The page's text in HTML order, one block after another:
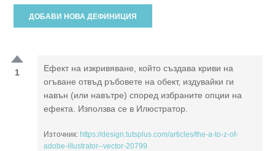
ДОБАВИ НОВА ДЕФИНИЦИЯ
1
Ефект на изкривяване, който създава криви на
огъване отвъд ръбовете на обект, издувайки ги
навън (или навътре) според избраните опции на
ефекта. Използва се в Илюстратор.
Източник: https://design.tutsplus.com/articles/the-a-to-z-of-
adobe-illustrator--vector-20799